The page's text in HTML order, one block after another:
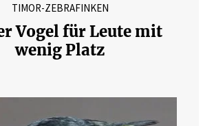
TIMOR-ZEBRAFINKEN
Vogel für Leute mit
wenig Platz